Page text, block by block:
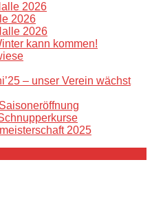
2026
2026
2026
kann kommen!
– unser Verein wächst
2025